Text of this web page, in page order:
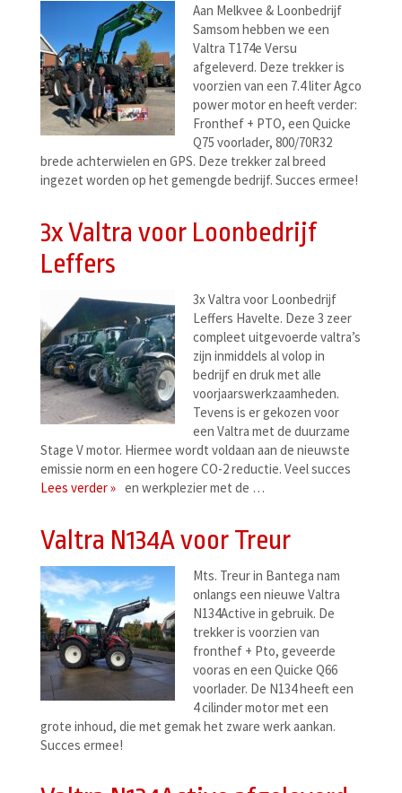
Aan Melkvee & Loonbedrijf
Samsom hebben we een
Valtra T174e Versu
afgeleverd. Deze trekker is
voorzien van een 7.4 liter Agco
power motor en heeft verder:
Fronthef + PTO, een Quicke
Q75 voorlader, 800/70R32
brede achterwielen en GPS. Deze trekker zal breed
ingezet worden op het gemengde bedrijf. Succes ermee!
3x Valtra voor Loonbedrijf
Leffers
3x Valtra voor Loonbedrijf
Leffers Havelte. Deze 3 zeer
compleet uitgevoerde valtra’s
zijn inmiddels al volop in
bedrijf en druk met alle
voorjaarswerkzaamheden.
Tevens is er gekozen voor
een Valtra met de duurzame
Stage V motor. Hiermee wordt voldaan aan de nieuwste
emissie norm en een hogere CO-2 reductie. Veel succes
en werkplezier met de …
Lees verder »
Valtra N134A voor Treur
Mts. Treur in Bantega nam
onlangs een nieuwe Valtra
N134Active in gebruik. De
trekker is voorzien van
fronthef + Pto, geveerde
vooras en een Quicke Q66
voorlader. De N134 heeft een
4 cilinder motor met een
grote inhoud, die met gemak het zware werk aankan.
Succes ermee!